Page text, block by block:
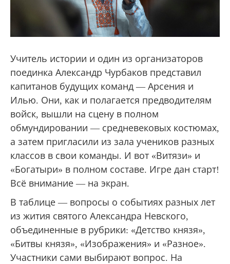
Учитель истории и один из организаторов
поединка Александр Чурбаков представил
капитанов будущих команд — Арсения и
Илью. Они, как и полагается предводителям
войск, вышли на сцену в полном
обмундировании — средневековых костюмах,
а затем пригласили из зала учеников разных
классов в свои команды. И вот «Витязи» и
«Богатыри» в полном составе. Игре дан старт!
Всё внимание — на экран.
В таблице — вопросы о событиях разных лет
из жития святого Александра Невского,
объединенные в рубрики: «Детство князя»,
«Битвы князя», «Изображения» и «Разное».
Участники сами выбирают вопрос. На